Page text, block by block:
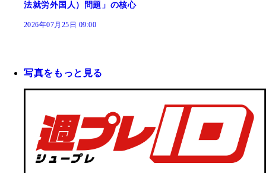
法就労外国人）問題」の核心
2026年07月25日 09:00
写真をもっと見る